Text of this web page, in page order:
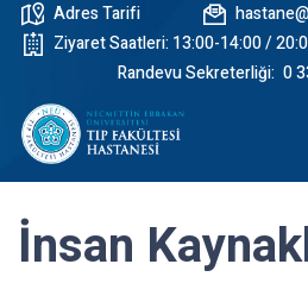
Adres Tarifi
Ziyaret Saatleri: 13:00-14:00 /
Randevu Sekreterliği: 0
İnsan